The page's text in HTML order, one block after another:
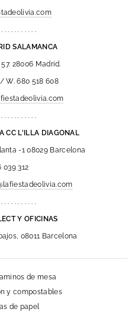
. . . . . . . . . .
SALAMANCA
28006 Madrid.
/ W. 680 518 608
. . . . . . . . . .
CC L'ILLA DIAGONAL
-1 08029 Barcelona
039 312
. . . . . . . . . .
Y OFICINAS
08011 Barcelona
de mesa
y compostables
de papel